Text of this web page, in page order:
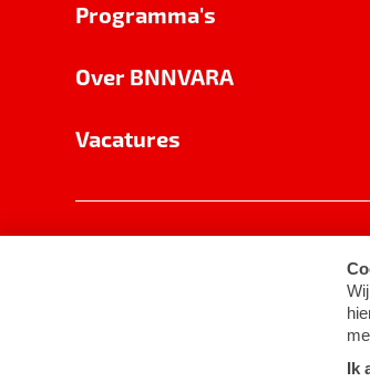
Programma's
Over BNNVARA
Vacatures
Cookie-instellingen